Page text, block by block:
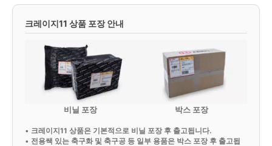
크레이지11 상품 포장 안내
비닐 포장 박스 포장
• 크레이지11 상품은 기본적으로 비닐 포장 후 출고됩니다.
• 전용쌕 있는 축구화 및 축구공 등 일부 용품은 박스 포장 후 출고됩